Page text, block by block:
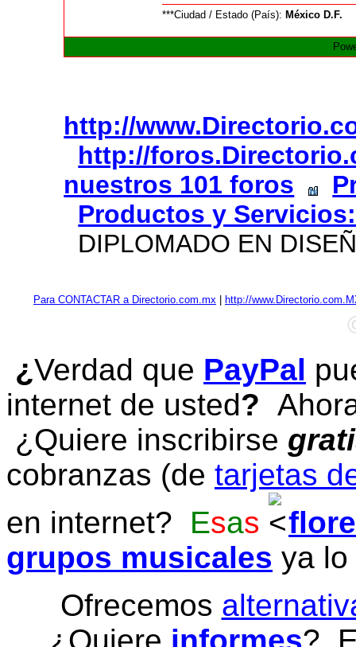
***Ciudad / Estado (País): México D.F.
http://
http://
nuestros 101 foros
Productos y
DIPLOMADO EN
Para CONTACTAR a Directorio.com.mx http://
¿Verdad que PayPal
internet de usted?
¿Quiere inscribirse
cobranzas (de tarjetas
en internet? Esas
grupos musicales ya
Ofrecemos